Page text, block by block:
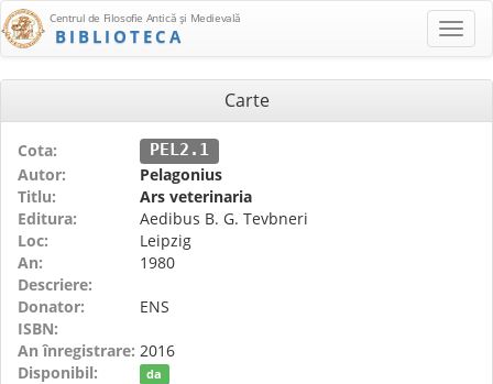
Centrul de Filosofie Antică şi Medievală
BIBLIOTECA
Carte
Cota: PEL2.1
Autor:
Pelagonius
Titlu:
Ars veterinaria
Editura:
Aedibus B. G. Tevbneri
Loc:
Leipzig
An:
1980
Descriere:
Donator:
ENS
ISBN:
An înregistrare: 2016
Disponibil:
da